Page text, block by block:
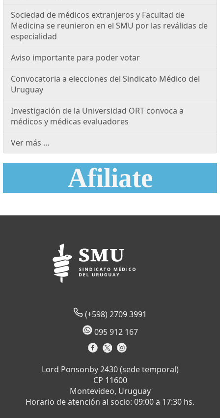
Sociedad de médicos extranjeros y Facultad de
Medicina se reunieron en el SMU por las reválidas de
especialidad
Aviso importante para poder votar
Convocatoria a elecciones del Sindicato Médico del
Uruguay
Investigación de la Universidad ORT convoca a
médicos y médicas evaluadores
Ver más …
Afiliate
(+598) 2709 3991
095 912 167
Lord Ponsonby 2430 (sede temporal)
CP 11600
Montevideo, Uruguay
Horario de atención al socio: 09:00 a 17:30 hs.